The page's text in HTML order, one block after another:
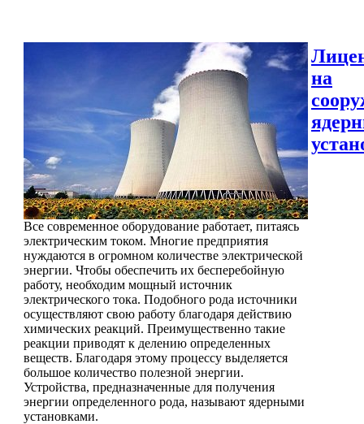
Все современное оборудование работает, питаясь
электрическим током. Многие предприятия
нуждаются в огромном количестве электрической
энергии. Чтобы обеспечить их бесперебойную
работу, необходим мощный источник
электрического тока. Подобного рода источники
осуществляют свою работу благодаря действию
химических реакций. Преимущественно такие
реакции приводят к делению определенных
веществ. Благодаря этому процессу выделяется
большое количество полезной энергии.
Устройства, предназначенные для получения
энергии определенного рода, называют ядерными
установками.
на